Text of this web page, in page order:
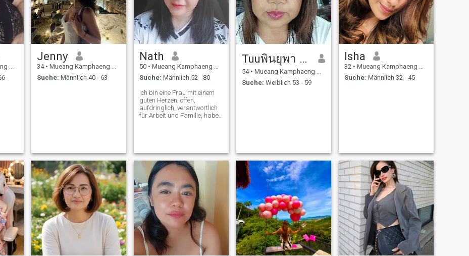
Jenny
34 • Mueang Kamphaeng Phet, Kamphaeng Phet, Thailand
Suche: Männlich 40 - 63
Nath
50 • Mueang Kamphaeng Phet, Kamphaeng Phet, Thailand
Suche: Männlich 52 - 80
Ich bin eine Frau mit einem
guten Herzen, offen,
aufdringlich, verantwortlich
für Arbeit und Familie, habe
Tuuพินยุพา วิจารวงษ์
54 • Mueang Kamphaeng Phet, Kamphaeng Phet, Thailand
Suche: Weiblich 53 - 59
Isha
32 • Mueang Kamphaeng Phet, Kamphaeng Phet, Thailand
Suche: Männlich 32 - 45